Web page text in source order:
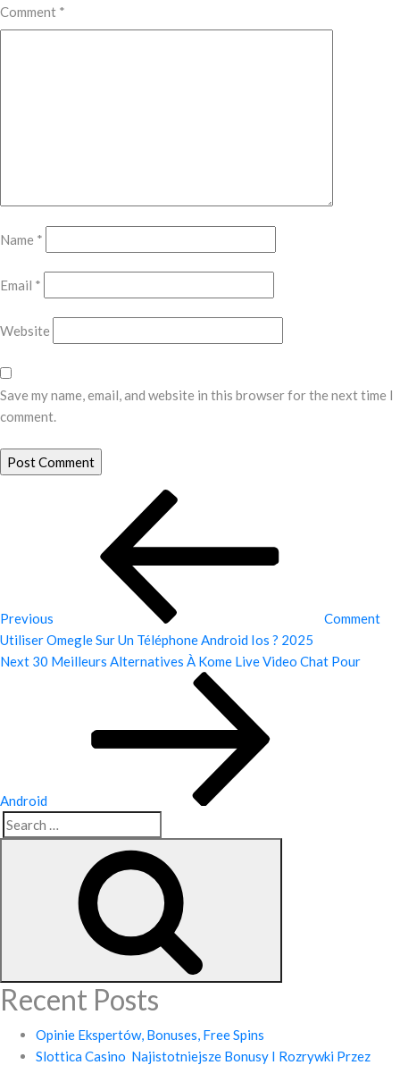
Comment *
Name *
Email *
Website
Save my name, email, and website in this browser for the next time I
comment.
navigation
Previous
Comment
Utiliser Omegle Sur Un Téléphone Android Ios ? 2025
Next
Next 30 Meilleurs Alternatives À Kome Live Video Chat Pour
Android
Search
Recent Posts
Opinie Ekspertów, Bonuses, Free Spins
Slottica Casino ️ Najistotniejsze Bonusy I Rozrywki Przez